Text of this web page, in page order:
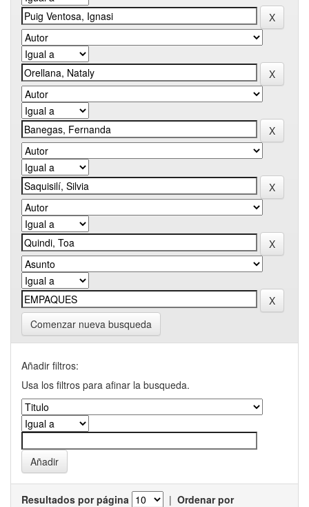
Comenzar nueva busqueda
Añadir filtros:
Usa los filtros para afinar la busqueda.
Resultados por página | Ordenar por